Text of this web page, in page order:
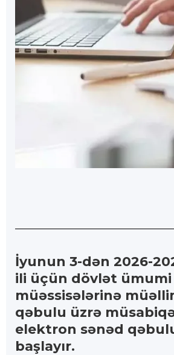
İyunun 3-dən 2026-
ili üçün dövlət
müəssisələrinə
qəbulu üzrə
elektron sənəd
başlayır.